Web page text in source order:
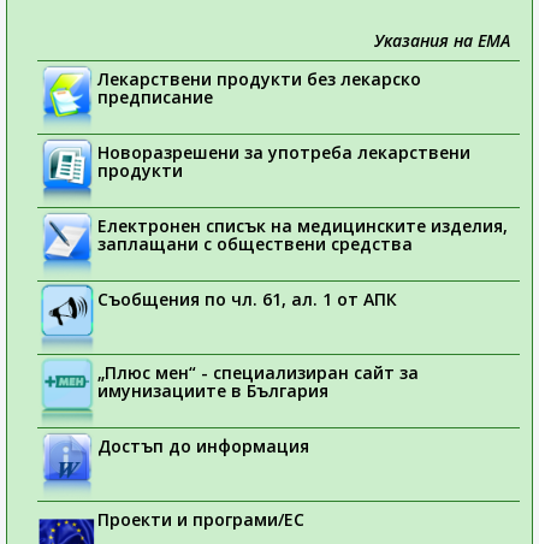
Указания на ЕМА
Лекарствени продукти без лекарско
предписание
Новоразрешени за употреба лекарствени
продукти
Електронен списък на медицинските изделия,
заплащани с обществени средства
Съобщения по чл. 61, ал. 1 от АПК
„Плюс мен“ - специализиран сайт за
имунизациите в България
Достъп до информация
Проекти и програми/ЕС